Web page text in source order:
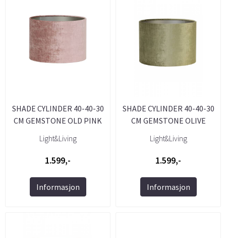
SHADE CYLINDER 40-40-30
CM GEMSTONE OLD PINK
Light&Living
1.599,-
Informasjon
SHADE CYLINDER 40-40-30
CM GEMSTONE OLIVE
Light&Living
1.599,-
Informasjon